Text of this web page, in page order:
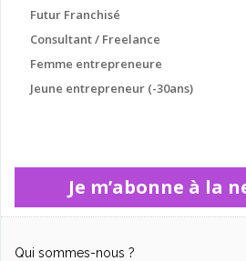
Futur Franchisé
Consultant / Freelance
Femme entrepreneure
Jeune entrepreneur (-30ans)
Je m’abonne à la
Qui sommes-nous ?